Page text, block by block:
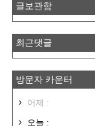
글보관함
최근댓글
방문자 카운터
어제 :
오늘 :